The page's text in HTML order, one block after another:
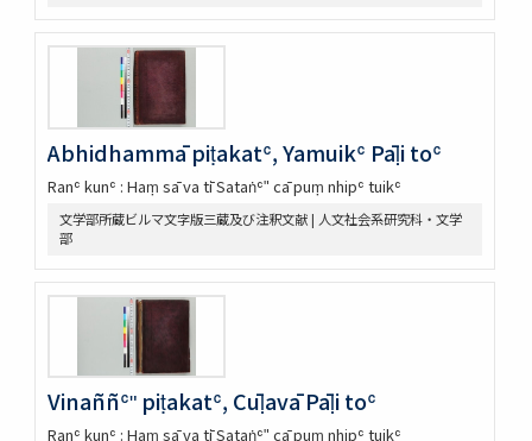
Abhidhammā piṭakatʿ, Yamuikʿ Pāḷi toʿ
Ranʿ kunʿ : Haṃ sā va tī Sataṅʿʺ cā puṃ nhipʿ tuikʿ
文学部所蔵ビルマ文字版三蔵及び注釈文献 | 人文社会系研究科・文学
部
Vinaññʿʺ piṭakatʿ, Cūḷavā Pāḷi toʿ
Ranʿ kunʿ : Haṃ sā va tī Sataṅʿʺ cā puṃ nhipʿ tuikʿ